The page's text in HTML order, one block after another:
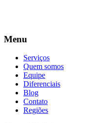
Menu
Serviços
Quem somos
Equipe
Diferenciais
Blog
Contato
Regiões